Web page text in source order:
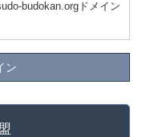
budokan.orgドメイン
ン